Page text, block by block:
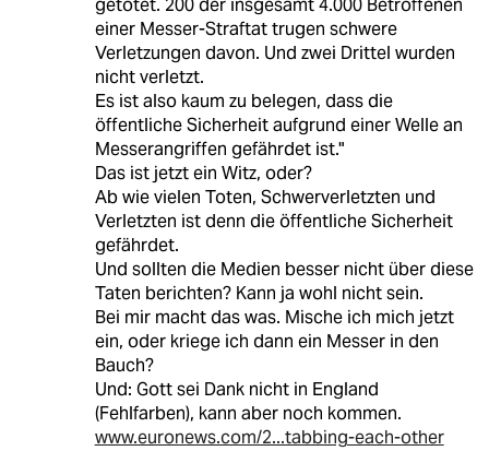
getötet. 200 der insgesamt 4.000 Betroffenen
einer Messer-Straftat trugen schwere
Verletzungen davon. Und zwei Drittel wurden
nicht verletzt.
Es ist also kaum zu belegen, dass die
öffentliche Sicherheit aufgrund einer Welle an
Messerangriffen gefährdet ist."
Das ist jetzt ein Witz, oder?
Ab wie vielen Toten, Schwerverletzten und
Verletzten ist denn die öffentliche Sicherheit
gefährdet.
Und sollten die Medien besser nicht über diese
Taten berichten? Kann ja wohl nicht sein.
Bei mir macht das was. Mische ich mich jetzt
ein, oder kriege ich dann ein Messer in den
Bauch?
Und: Gott sei Dank nicht in England
(Fehlfarben), kann aber noch kommen.
www.euronews.com/2...tabbing-each-other